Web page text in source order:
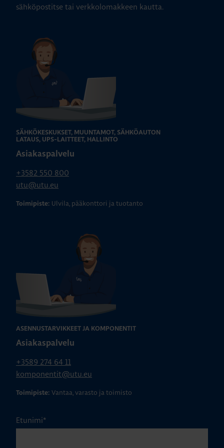
sähköpostitse tai verkkolomakkeen kautta.
SÄHKÖKESKUKSET, MUUNTAMOT, SÄHKÖAUTON
LATAUS, UPS-LAITTEET, HALLINTO
Asiakaspalvelu
+3582 550 800
utu@utu.eu
Toimipiste: Ulvila, pääkonttori ja tuotanto
ASENNUSTARVIKKEET JA KOMPONENTIT
Asiakaspalvelu
+3589 274 64 11
komponentit@utu.eu
Toimipiste: Vantaa, varasto ja toimisto
Etunimi*